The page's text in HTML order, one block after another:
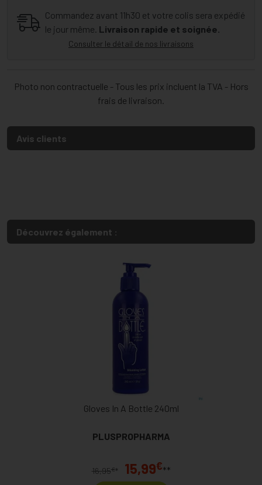
Commandez avant 11h30 et votre colis sera expédié
le jour même. Livraison rapide et soignée.
Consulter le détail de nos livraisons
Photo non contractuelle - Tous les prix incluent la TVA - Hors
frais de livraison.
Avis clients
Découvrez également :
Gloves In A Bottle 240ml
PLUSPROPHARMA
16,95€ * 15,99€**